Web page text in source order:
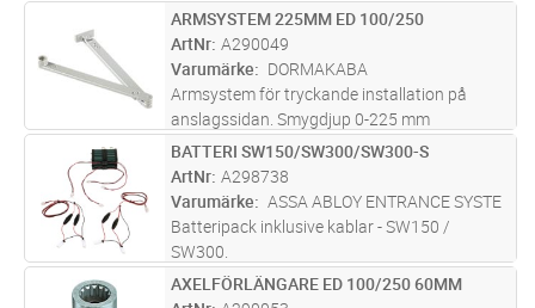
ST Lägg i kundvagn
ARMSYSTEM 225MM ED 100/250
ArtNr A290049
Varumärke
DORMAKABA
Armsystem för tryckande installation på
anslagssidan. Smygdjup 0-225 mm
ST Lägg i kundvagn
BATTERI SW150/SW300/SW300-S
ArtNr A298738
Varumärke
ASSA ABLOY ENTRANCE SYSTE
Batteripack inklusive kablar - SW150 /
SW300.
ST Lägg i kundvagn
AXELFÖRLÄNGARE ED 100/250 60MM